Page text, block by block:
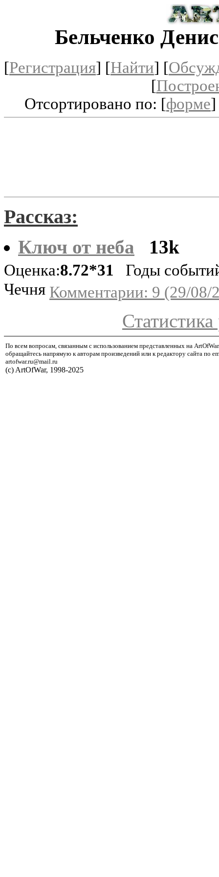
Бельченко
[Регистрация] [Найти] [
[
Отсортировано по: [форме
Рассказ:
Ключ от неба 13k
Оценка:8.72*31 Годы
Чечня Комментарии: 9 (29/08/
Статистика
По всем вопросам, связанным с использованием представленных на
обращайтесь напрямую к авторам произведений или к редактору сайта по
artofwar.ru@mail.ru
(с) ArtOfWar, 1998-2025